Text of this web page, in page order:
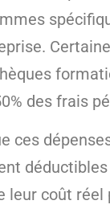
des frais
ces
leur coût réel